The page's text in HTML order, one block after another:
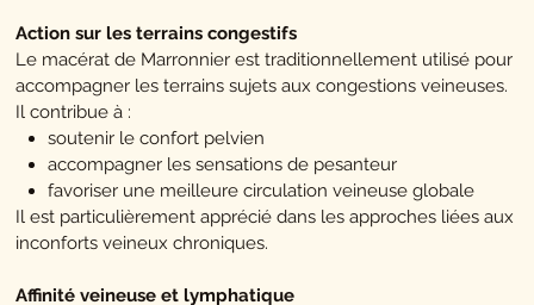
Action sur les terrains congestifs
Le macérat de Marronnier est traditionnellement utilisé pour
accompagner les terrains sujets aux congestions veineuses.
Il contribue à :
soutenir le confort pelvien
accompagner les sensations de pesanteur
favoriser une meilleure circulation veineuse globale
Il est particulièrement apprécié dans les approches liées aux
inconforts veineux chroniques.
Affinité veineuse et lymphatique